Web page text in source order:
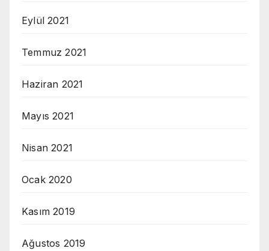
Eylül 2021
Temmuz 2021
Haziran 2021
Mayıs 2021
Nisan 2021
Ocak 2020
Kasım 2019
Ağustos 2019